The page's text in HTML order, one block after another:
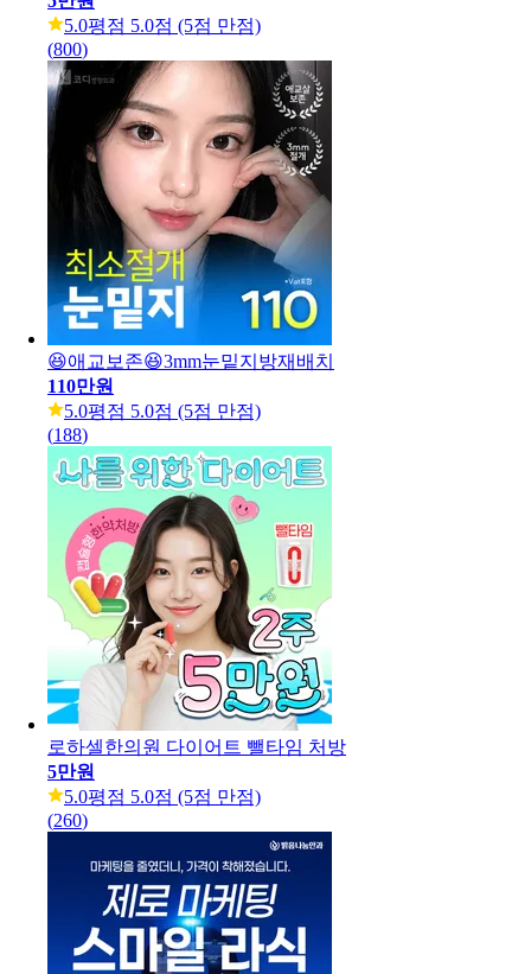
5.0평점 5.0점 (5점 만점)
(800)
😆애교보존😆3mm눈밑지방재배치
110만원
5.0평점 5.0점 (5점 만점)
(188)
로하셀한의원 다이어트 뺄타임 처방
5만원
5.0평점 5.0점 (5점 만점)
(260)